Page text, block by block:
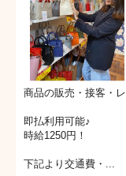
商品の販売・接客・
即払利用可能♪
時給1250円！
下記より交通費・...